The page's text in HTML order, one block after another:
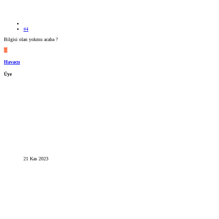
#4
Bilgisi olan yokmu acaba ?
H
Havacıı
Üye
21 Kas 2023